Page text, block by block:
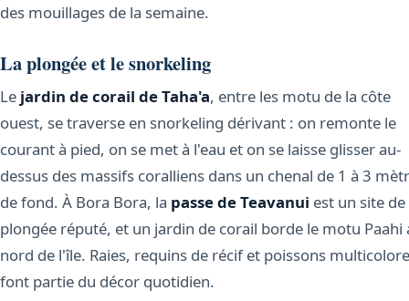
des mouillages de la semaine.
La plongée et le snorkeling
Le jardin de corail de Taha'a, entre les motu de la côte
ouest, se traverse en snorkeling dérivant : on remonte le
courant à pied, on se met à l'eau et on se laisse glisser au-
dessus des massifs coralliens dans un chenal de 1 à 3
de fond. À Bora Bora, la passe de Teavanui est un site de
plongée réputé, et un jardin de corail borde le motu Paahi
nord de l'île. Raies, requins de récif et poissons
font partie du décor quotidien.